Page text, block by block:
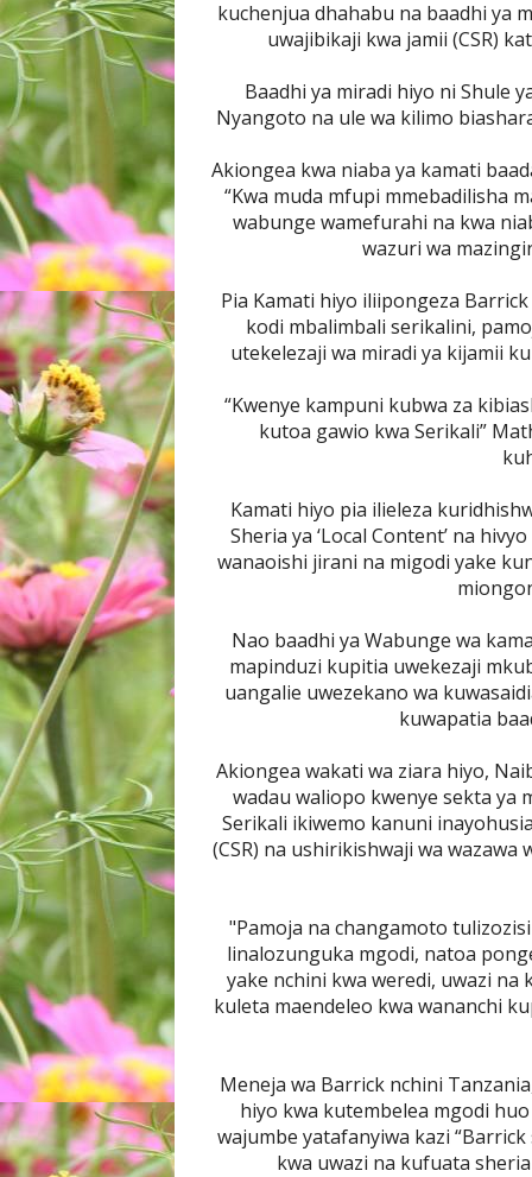
kuchenjua dhahabu na baadhi ya
uwajibikaji kwa jamii (CSR)
Baadhi ya miradi hiyo ni Shule
Nyangoto na ule wa kilimo
Akiongea kwa niaba ya kamati
“Kwa muda mfupi mmebadilisha
wabunge wamefurahi na kwa
wazuri wa
Pia Kamati hiyo iliipongeza
kodi mbalimbali serikalini,
utekelezaji wa miradi ya kijamii
“Kwenye kampuni kubwa za
kutoa gawio kwa Serikali”
Kamati hiyo pia ilieleza
Sheria ya ‘Local Content’ na
wanaoishi jirani na migodi yake
Nao baadhi ya Wabunge wa
mapinduzi kupitia uwekezaji
uangalie uwezekano wa
kuwapatia
Akiongea wakati wa ziara hiyo,
wadau waliopo kwenye sekta ya
Serikali ikiwemo kanuni
(CSR) na ushirikishwaji wa
"Pamoja na changamoto
linalozunguka mgodi, natoa
yake nchini kwa weredi, uwazi
kuleta maendeleo kwa wananchi
Meneja wa Barrick nchini
hiyo kwa kutembelea mgodi
wajumbe yatafanyiwa kazi
kwa uwazi na kufuata